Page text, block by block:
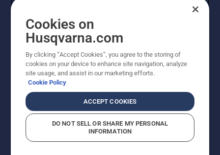
© Husqvarna AB (publ). All rights reserved. Priserna
som visas är rekommenderade cirkapriser. Alla angivna
priser är rekommenderade försäljningspriser (inkl.
moms) om inte produkten är tillgänglig för direkt köp.
CookiepolicyAnvändningsvillkor Sekretessmeddelande
Rapportera misstänkta överträdelser
Cookies on
Husqvarna.com
By clicking “Accept Cookies”, you agree to the storing of
cookies on your device to enhance site navigation, analyze
site usage, and assist in our marketing efforts.
Cookie Policy
ACCEPT COOKIES
DO NOT SELL OR SHARE MY PERSONAL
INFORMATION